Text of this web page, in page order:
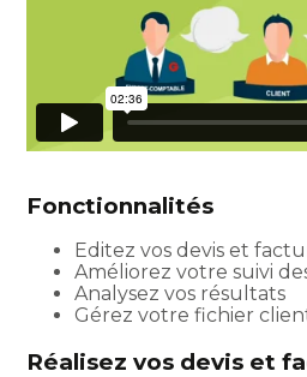
Fonctionnalités
Editez vos devis et
Améliorez votre suivi
Analysez vos résultats
Gérez votre fichier
Réalisez vos devis et